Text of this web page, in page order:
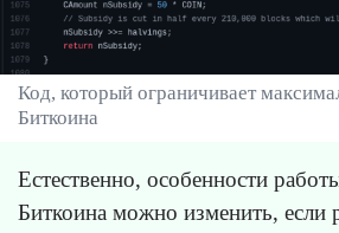
Код, который ограничивает
Биткоина
Естественно, особенности
Биткоина можно изменить, если